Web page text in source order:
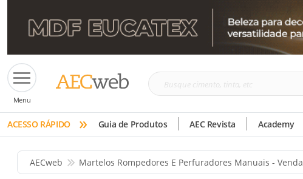
Menu
Busque
tinta,
etc
ACESSO RÁPIDO » Guia de Produtos AEC Revista Academy
AECweb Martelos Rompedores E Perfuradores Manuais - Venda